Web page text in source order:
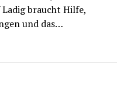
Ladig braucht Hilfe,
und das…